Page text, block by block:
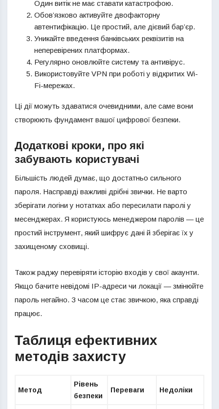
Один витік не має ставати катастрофою.
Обов’язково активуйте двофакторну
автентифікацію. Це простий, але дієвий бар’єр.
Уникайте введення банківських реквізитів на
неперевірених платформах.
Регулярно оновлюйте систему та антивірус.
Використовуйте VPN при роботі у відкритих Wi-
Fi-мережах.
Ці дії можуть здаватися очевидними, але саме вони
створюють фундамент вашої цифрової безпеки.
Додаткові кроки, про які
забувають користувачі
Більшість людей думає, що достатньо сильного
пароля. Насправді важливі дрібні звички. Не варто
зберігати логіни у нотатках або пересилати паролі у
месенджерах. Я користуюсь менеджером паролів — це
простий інструмент, який шифрує дані й зберігає їх у
захищеному сховищі.
Також раджу перевіряти історію входів у свої акаунти.
Якщо бачите невідомі IP-адреси чи локації — змінюйте
пароль негайно. З часом це стає звичкою, яка справді
працює.
Таблиця ефективних
методів захисту
Метод
Рівень
безпеки
Переваги Недоліки